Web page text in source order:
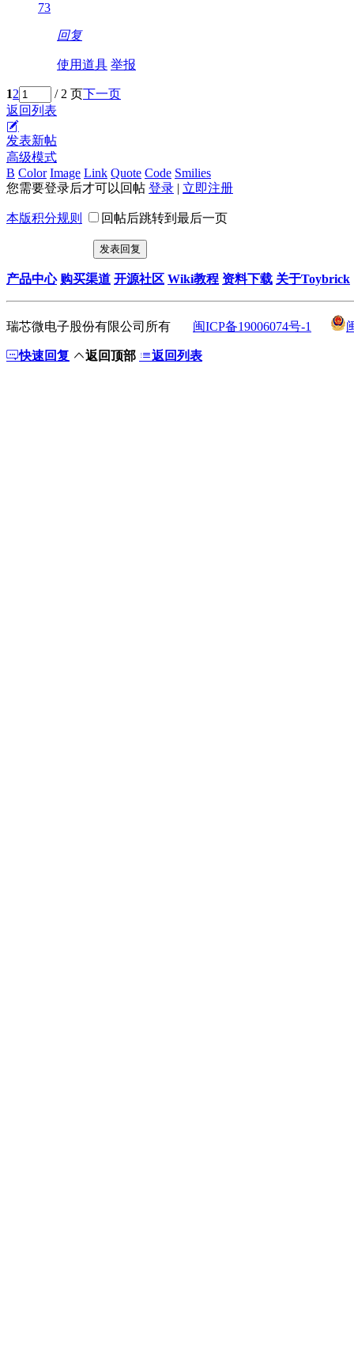
73
回复
使用道具 举报
12 / 2 页下一页
返回列表
发表新帖
高级模式
B Color Image Link Quote Code Smilies
您需要登录后才可以回帖 登录 | 立即注册
本版积分规则 回帖后跳转到最后一页
发表回复
产品中心 购买渠道 开源社区 Wiki教程 资料下载 关于Toybrick
瑞芯微电子股份有限公司所有 闽ICP备19006074号-1
快速回复 返回顶部 返回列表